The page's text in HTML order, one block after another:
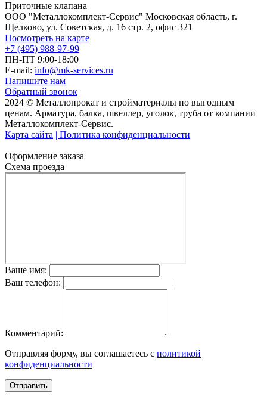
Приточные клапана
ООО "Металлокомплект-Сервис" Московская область, г.
Щелково, ул. Советская, д. 16 стр. 2, офис 321
Посмотреть на карте
+7 (495) 988-97-99
ПН-ПТ 9:00-18:00
E-mail: info@mk-services.ru
Напишите нам
Обратный звонок
2024 © Металлопрокат и стройматериалы по выгодным
ценам. Арматура, балка, швеллер, уголок, труба от компании
Металлокомплект-Сервис.
Карта сайта | Политика конфиденциальности
Оформление заказа
Схема проезда
Ваше имя:
Ваш телефон:
Комментарий:
Отправляя форму, вы соглашаетесь с политикой
конфиденциальности
Отправить